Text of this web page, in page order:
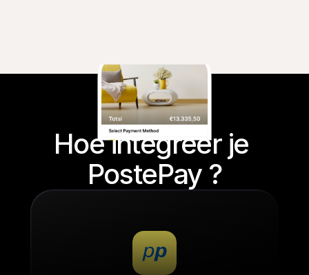
Hoe integreer je
PostePay ?